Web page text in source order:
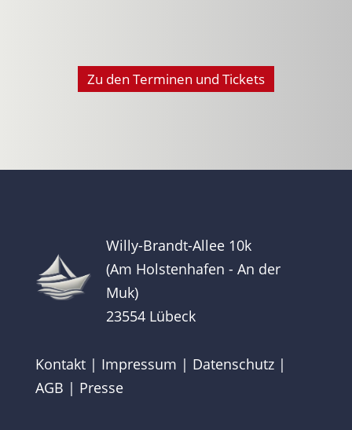
Zu den Terminen und Tickets
Willy-Brandt-Allee 10k
(Am Holstenhafen - An der
Muk)
23554 Lübeck
Kontakt| Impressum | Datenschutz|
AGB | Presse